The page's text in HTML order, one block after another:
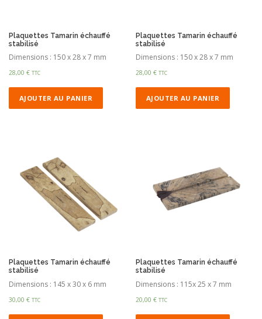
Plaquettes Tamarin échauffé
stabilisé
Dimensions : 150 x 28 x 7 mm
28,00 € TTC
AJOUTER AU PANIER
Plaquettes Tamarin échauffé
stabilisé
Dimensions : 150 x 28 x 7 mm
28,00€ TTC
AJOUTER AU PANIER
Plaquettes Tamarin échauffé
stabilisé
Dimensions : 145 x 30 x 6 mm
30,00 € TTC
Plaquettes Tamarin échauffé
stabilisé
Dimensions : 115x 25 x 7 mm
20,00€ TTC